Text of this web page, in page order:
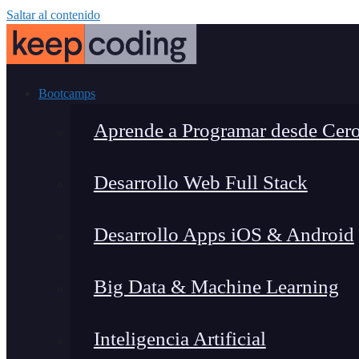
Saltar al contenido
Bootcamps
Aprende a Programar desde
Desarrollo Web Full Stack
Desarrollo Apps iOS & Android
Big Data & Machine Learning
Inteligencia Artificial